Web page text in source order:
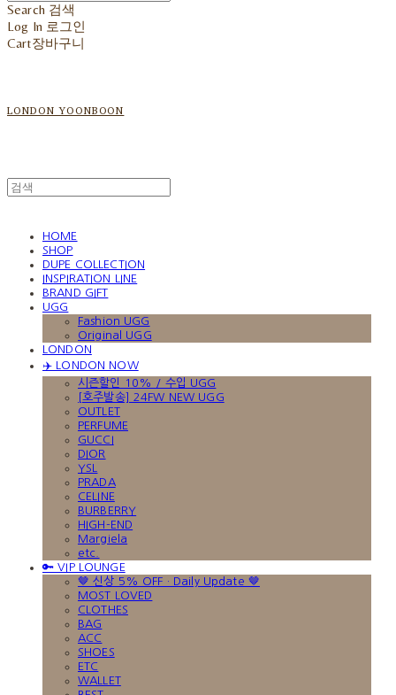
Search 검색
Log In 로그인
Cart장바구니
LONDON YOONBOON
HOME
SHOP
DUPE COLLECTION
INSPIRATION LINE
BRAND GIFT
UGG
Fashion UGG
Original UGG
LONDON
✈️ LONDON NOW
시즌할인 10% / 수입 UGG
[호주발송] 24FW NEW UGG
OUTLET
PERFUME
GUCCI
DIOR
YSL
PRADA
CELINE
BURBERRY
HIGH-END
Margiela
etc.
🔑 VIP LOUNGE
🤎 신상 5% OFF · Daily Update 🤎
MOST LOVED
CLOTHES
BAG
ACC
SHOES
ETC
WALLET